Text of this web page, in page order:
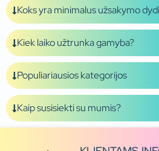
Koks yra minimalus užsakymo
Kiek laiko užtrunka gamyba?
Populiariausios kategorijos
Kaip susisiekti su mumis?